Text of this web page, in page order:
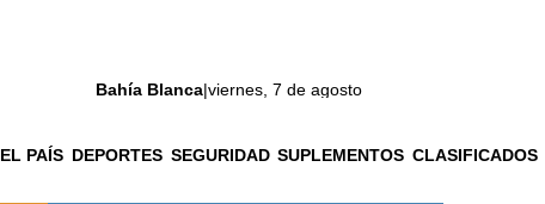
Bahía Blanca|viernes, 7 de agosto
EL PAÍS DEPORTES SEGURIDAD SUPLEMENTOS CLASIFICADOS